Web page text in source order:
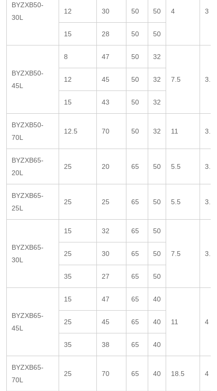
BYZXB50-
30L
4 3
12 30 50 50
15 28 50 50
BYZXB50-
45L
8 47 50 32
7.5 3.5
12 45 50 32
15 43 50 32
BYZXB50-
70L
12.5 70 50 32 11 3.5
BYZXB65-
20L
25 20 65 50 5.5 3.5
BYZXB65-
25L
25 25 65 50 5.5 3.5
BYZXB65-
30L
15 32 65 50
7.5 3.5
25 30 65 50
35 27 65 50
BYZXB65-
45L
15 47 65 40
11 4
25 45 65 40
35 38 65 40
BYZXB65-
70L
25 70 65 40 18.5 4